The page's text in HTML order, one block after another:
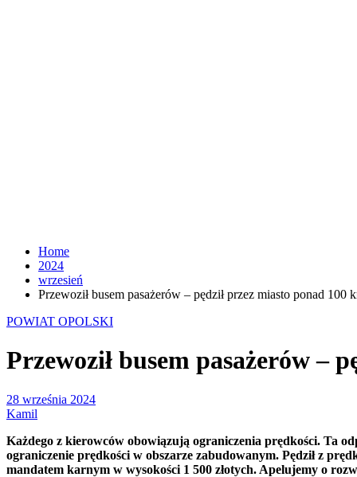
Home
2024
wrzesień
Przewoził busem pasażerów – pędził przez miasto ponad 100
POWIAT OPOLSKI
Przewoził busem pasażerów –
28 września 2024
Kamil
Każdego z kierowców obowiązują ograniczenia prędkości. Ta
ograniczenie prędkości w obszarze zabudowanym. Pędził z
mandatem karnym w wysokości 1 500 złotych. Apelujemy o